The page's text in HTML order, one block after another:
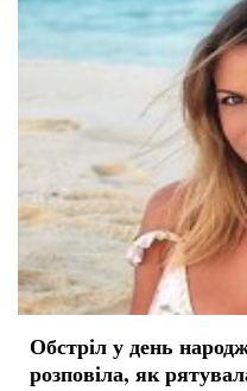
Обстріл у день
розповіла, як